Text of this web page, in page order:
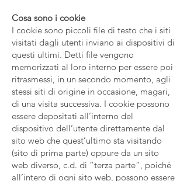
Cosa sono i cookie
I cookie sono piccoli file di testo che i siti
visitati dagli utenti inviano ai dispositivi di
questi ultimi. Detti file vengono
memorizzati al loro interno per essere poi
ritrasmessi, in un secondo momento, agli
stessi siti di origine in occasione, magari,
di una visita successiva. I cookie possono
essere depositati all’interno del
dispositivo dell’utente direttamente dal
sito web che quest’ultimo sta visitando
(sito di prima parte) oppure da un sito
web diverso, c.d. di “terza parte”, poiché
all’intero di ogni sito web, possono essere